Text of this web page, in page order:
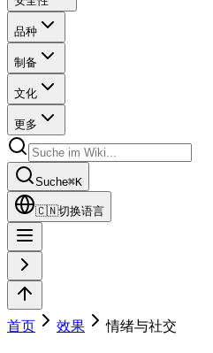
品种
制备
文化
更多
Suche⌘K
🇨🇳切换语言
首页 效果 情绪与社交